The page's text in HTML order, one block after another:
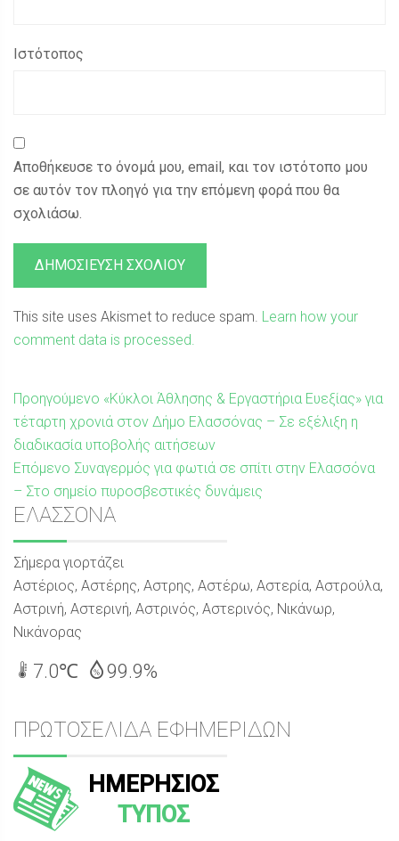
Ιστότοπος
Αποθήκευσε το όνομά μου, email, και τον ιστότοπο μου
σε αυτόν τον πλοηγό για την επόμενη φορά που θα
σχολιάσω.
This site uses Akismet to reduce spam. Learn how your
comment data is processed.
Πλοήγηση
άρθρων
Προηγούμενο Προηγούμενη
δημοσίευση:
«Κύκλοι Άθλησης & Εργαστήρια Ευεξίας» για
τέταρτη χρονιά στον Δήμο Ελασσόνας – Σε εξέλιξη η
διαδικασία υποβολής αιτήσεων
Επόμενο Επόμενη
δημοσίευση:
Συναγερμός για φωτιά σε σπίτι στην Ελασσόνα
– Στο σημείο πυροσβεστικές δυνάμεις
Sidebar
ΕΛΑΣΣΟΝΑ
Σήμερα γιορτάζει
Αστέριος, Αστέρης, Αστρης, Αστέρω, Αστερία, Αστρούλα,
Αστρινή, Αστερινή, Αστρινός, Αστερινός, Νικάνωρ,
Νικάνορας
7.0℃ 99.9%
ΠΡΩΤΟΣΕΛΙΔΑ ΕΦΗΜΕΡΙΔΩΝ
ΗΜΕΡΗΣΙΟΣ
ΤΥΠΟΣ